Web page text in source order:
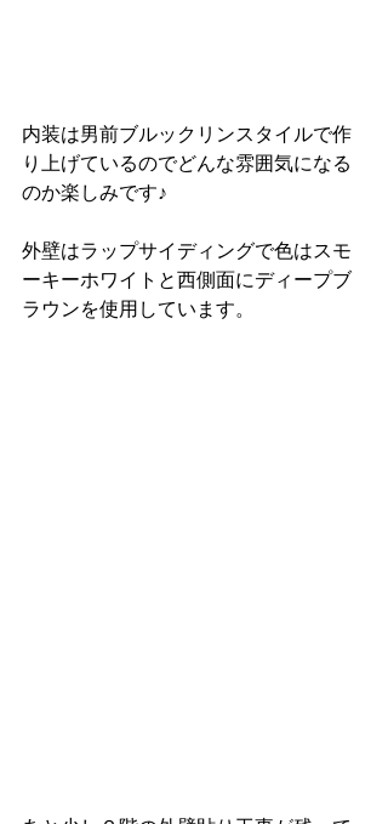
内装は男前ブルックリンスタイルで作
り上げているのでどんな雰囲気になる
のか楽しみです♪
外壁はラップサイディングで色はスモ
ーキーホワイトと西側面にディープブ
ラウンを使用しています。